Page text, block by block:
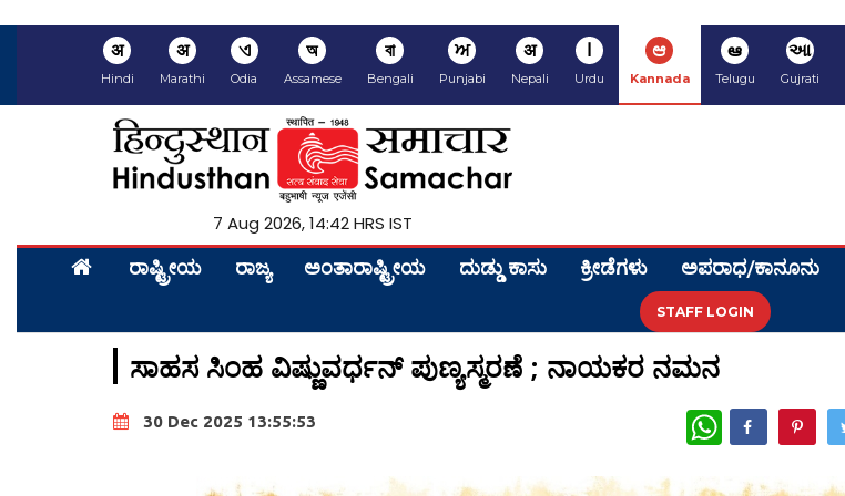
अ
Hindi
अ
Marathi
ଏ
Odia
অ
Assamese
বা
Bengali
ਅ
Punjabi
अ
Nepali
ا
Urdu
ಆ
Kannada
ఆ
Telugu
આ
Gujrati
7 Aug 2026, 14:42 HRS IST
ರಾಷ್ಟ್ರೀಯ ರಾಜ್ಯ ಅಂತಾರಾಷ್ಟ್ರೀಯ ದುಡ್ಡು ಕಾಸು ಕ್ರೀಡೆಗಳು ಅಪರಾಧ/ಕಾನೂನು
STAFF LOGIN
ಸಾಹಸ ಸಿಂಹ ವಿಷ್ಣುವರ್ಧನ್ ಪುಣ್ಯಸ್ಮರಣೆ ; ನಾಯಕರ ನಮನ
30 Dec 2025 13:55:53 WhatsApp